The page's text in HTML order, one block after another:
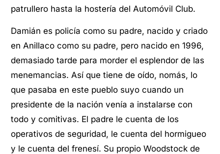
patrullero hasta la hostería del Automóvil Club.
Damián es policía como su padre, nacido y criado
en Anillaco como su padre, pero nacido en 1996,
demasiado tarde para morder el esplendor de las
menemancias. Así que tiene de oído, nomás, lo
que pasaba en este pueblo suyo cuando un
presidente de la nación venía a instalarse con
todo y comitivas. El padre le cuenta de los
operativos de seguridad, le cuenta del hormigueo
y le cuenta del frenesí. Su propio Woodstock de